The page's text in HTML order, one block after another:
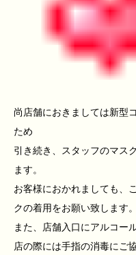
尚店舗におきましては新型
ため
引き続き、スタッフのマス
ます。
お客様におかれましても、
クの着用をお願い致します。
また、店舗入口にアルコー
店の際には手指の消毒にご